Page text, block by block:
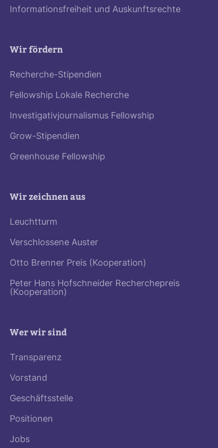
Informationsfreiheit und Auskunftsrechte
Wir fördern
Recherche-Stipendien
Fellowship Lokale Recherche
Investigativjournalismus Fellowship
Grow-Stipendien
Greenhouse Fellowship
Wir zeichnen aus
Leuchtturm
Verschlossene Auster
Otto Brenner Preis (Kooperation)
Peter Hans Hofschneider Recherchepreis
(Kooperation)
Wer wir sind
Transparenz
Vorstand
Geschäftsstelle
Positionen
Jobs